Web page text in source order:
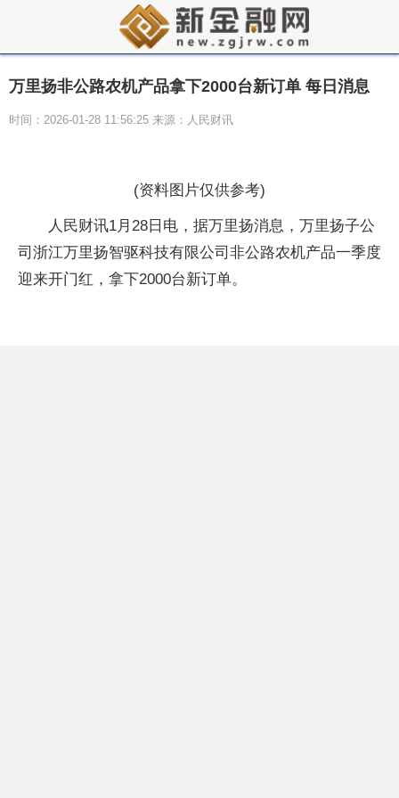
万里扬非公路农机产品拿下2000台新订单 每日消息
时间：2026-01-28 11:56:25 来源：人民财讯
(资料图片仅供参考)
人民财讯1月28日电，据万里扬消息，万里扬子公
司浙江万里扬智驱科技有限公司非公路农机产品一季度
迎来开门红，拿下2000台新订单。